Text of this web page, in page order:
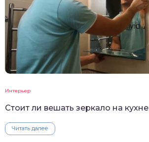
Интерьер
Стоит ли вешать зеркало на кухне
Читать далее